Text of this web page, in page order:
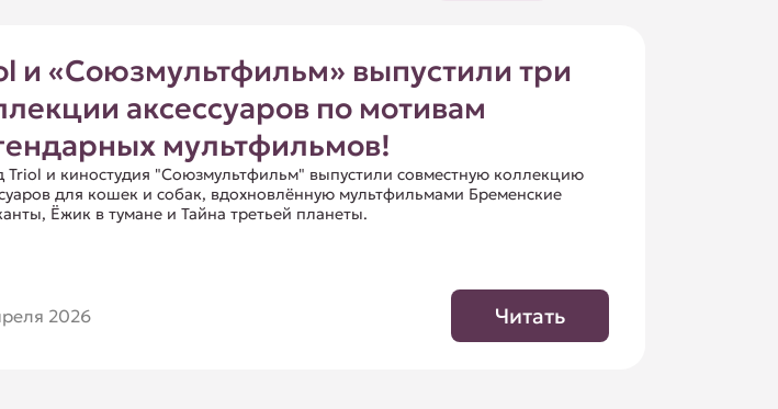
и «Союзмультфильм» выпустили три
аксессуаров по мотивам
мультфильмов!
Triol и киностудия "Союзмультфильм" выпустили совместную коллекцию
для кошек и собак, вдохновлённую мультфильмами Бременские
Ёжик в тумане и Тайна третьей планеты.
2026 Читать